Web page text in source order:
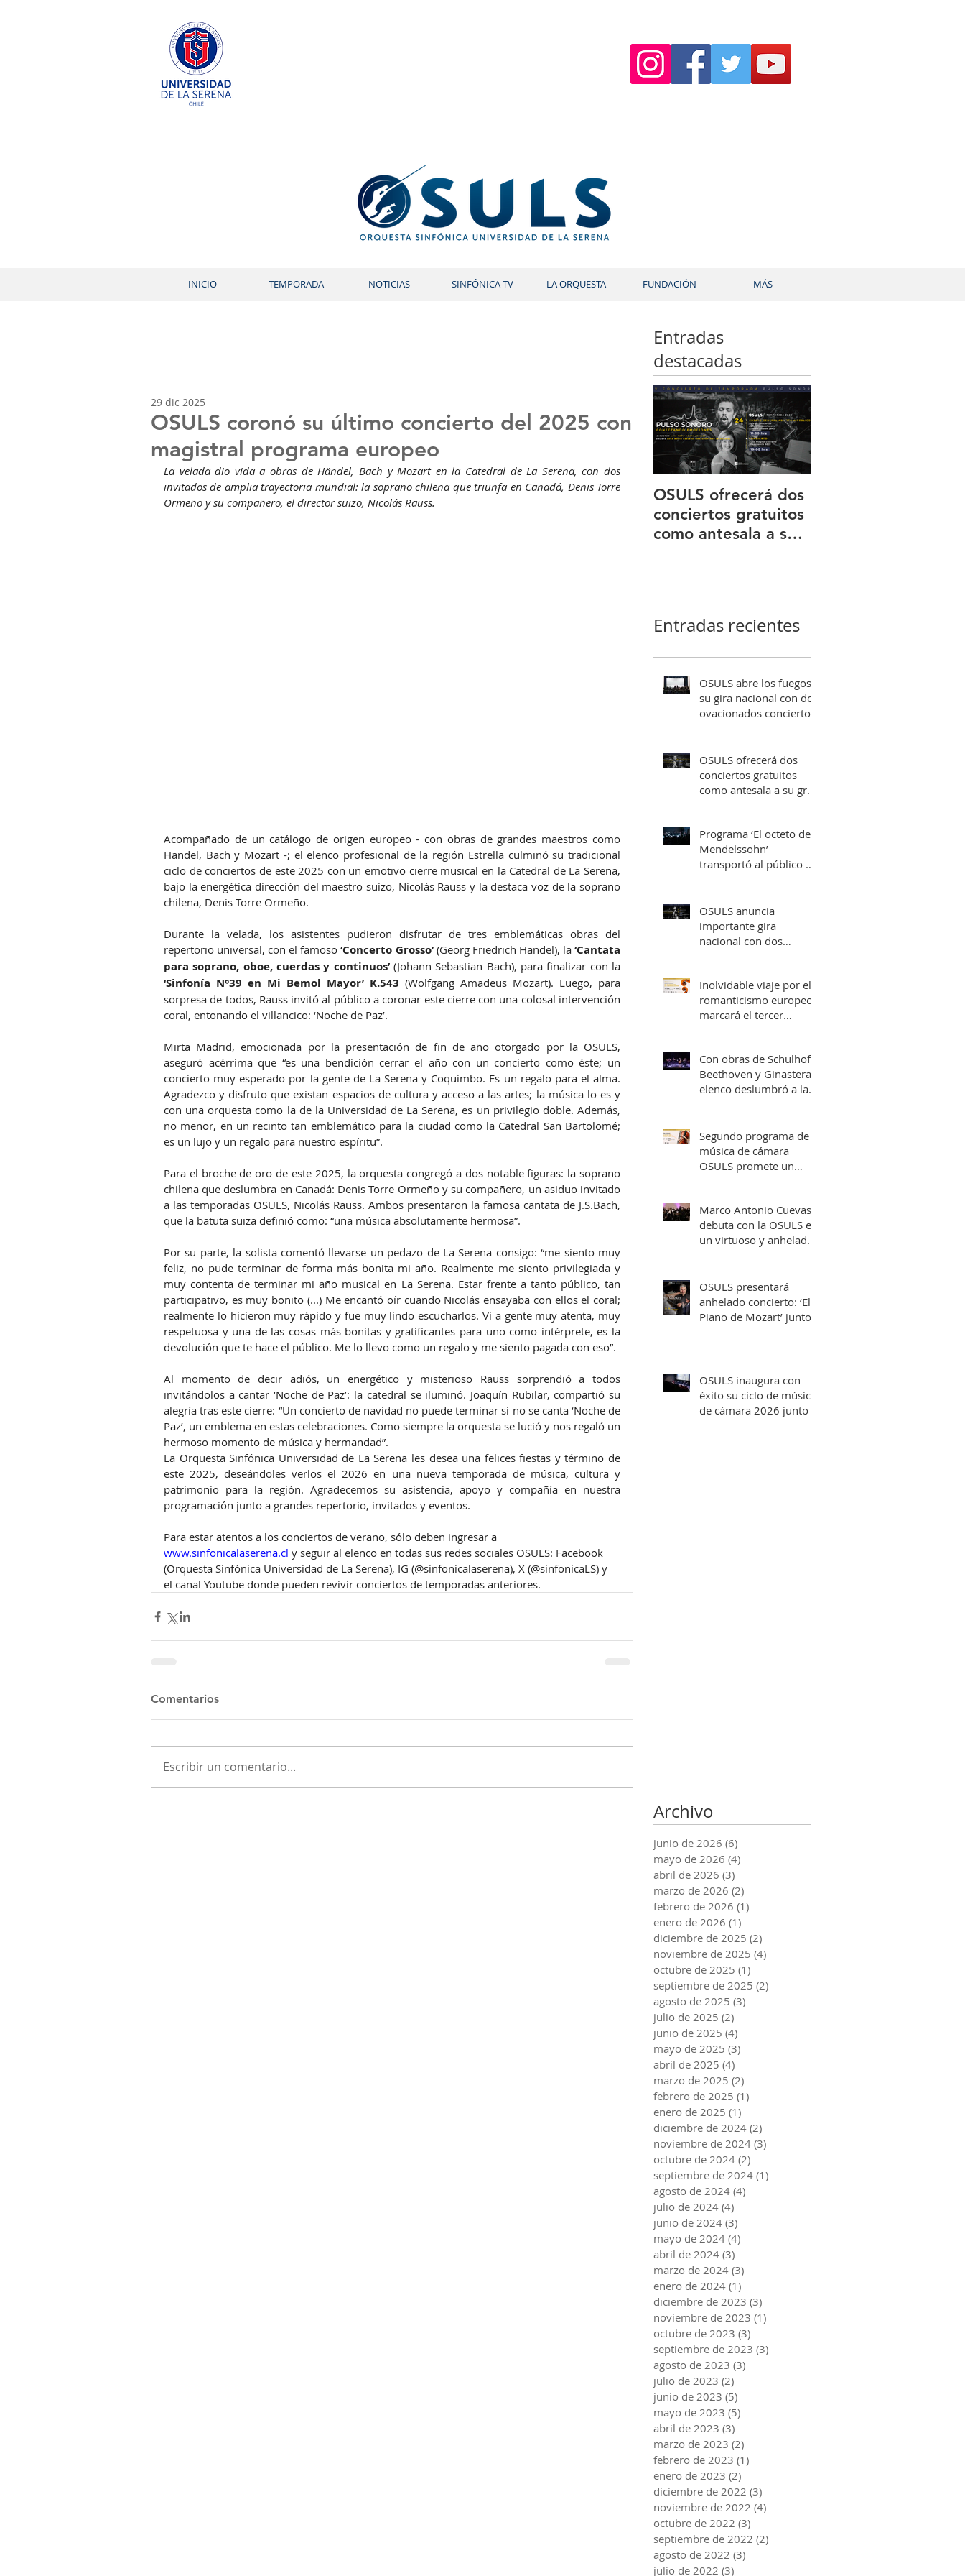
INICIO TEMPORADA NOTICIAS SINFÓNICA TV LA ORQUESTA FUNDACIÓN MÁS
Entradas
destacadas
OSULS coronó su último concierto del 2025 con
magistral programa europeo
29 dic 2025
La velada dio vida a obras de Händel, Bach y Mozart en la Catedral de La Serena, con dos
invitados de amplia trayectoria mundial: la soprano chilena que triunfa en Canadá, Denis Torre
Ormeño y su compañero, el director suizo, Nicolás Rauss.
Acompañado de un catálogo de origen europeo - con obras de grandes maestros como
Händel, Bach y Mozart -; el elenco profesional de la región Estrella culminó su tradicional
ciclo de conciertos de este 2025 con un emotivo cierre musical en la Catedral de La Serena,
bajo la energética dirección del maestro suizo, Nicolás Rauss y la destaca voz de la soprano
chilena, Denis Torre Ormeño.
Durante la velada, los asistentes pudieron disfrutar de tres emblemáticas obras del
repertorio universal, con el famoso ‘Concerto Grosso’ (Georg Friedrich Händel), la ‘Cantata
para soprano, oboe, cuerdas y continuos’
‘Sinfonía N°39 en Mi Bemol Mayor’ K.543 (Wolfgang Amadeus Mozart). Luego, para
sorpresa de todos, Rauss invitó al público a coronar este cierre con una colosal intervención
coral, entonando el villancico: ‘Noche de Paz’.
Mirta Madrid, emocionada por la presentación de fin de año otorgado por la OSULS,
aseguró acérrima que “es una bendición cerrar el año con un concierto como éste; un
concierto muy esperado por la gente de La Serena y Coquimbo. Es un regalo para el alma.
Agradezco y disfruto que existan espacios de cultura y acceso a las artes; la música lo es y
con una orquesta como la de la Universidad de La Serena, es un privilegio doble. Además,
no menor, en un recinto tan emblemático para la ciudad como la Catedral San Bartolomé;
es un lujo y un regalo para nuestro espíritu”.
Para el broche de oro de este 2025, la orquesta congregó a dos notable figuras: la soprano
chilena que deslumbra en Canadá: Denis Torre Ormeño y su compañero, un asiduo invitado
a las temporadas OSULS, Nicolás Rauss. Ambos presentaron la famosa cantata de J.S.Bach,
que la batuta suiza definió como: “una música absolutamente hermosa”.
Por su parte, la solista comentó llevarse un pedazo de La Serena consigo: “me siento muy
feliz, no pude terminar de forma más bonita mi año. Realmente me siento privilegiada y
muy contenta de terminar mi año musical en La Serena. Estar frente a tanto público, tan
participativo, es muy bonito (...) Me encantó oír cuando Nicolás ensayaba con ellos el coral;
realmente lo hicieron muy rápido y fue muy lindo escucharlos. Vi a gente muy atenta, muy
respetuosa y una de las cosas más bonitas y gratificantes para uno como intérprete, es la
devolución que te hace el público. Me lo llevo como un regalo y me siento pagada con eso”.
Al momento de decir adiós, un energético y misterioso Rauss sorprendió a todos
invitándolos a cantar ‘Noche de Paz’: la catedral se iluminó. Joaquín Rubilar, compartió su
alegría tras este cierre: “Un concierto de navidad no puede terminar si no se canta ‘Noche de
Paz’, un emblema en estas celebraciones. Como siempre la orquesta se lució y nos regaló un
hermoso momento de música y hermandad”.
La Orquesta Sinfónica Universidad de La Serena les desea una felices fiestas y término de
este 2025, deseándoles verlos el 2026 en una nueva temporada de música, cultura y
patrimonio para la región. Agradecemos su asistencia, apoyo y compañía en nuestra
programación junto a grandes repertorio, invitados y eventos.
Para estar atentos a los conciertos de verano, sólo deben ingresar a
www.sinfonicalaserena.cl y seguir al elenco en todas sus redes sociales OSULS: Facebook
(Orquesta Sinfónica Universidad de La Serena), IG (@sinfonicalaserena), X (@sinfonicaLS) y
el canal Youtube donde pueden revivir conciertos de temporadas anteriores.
Comentarios
Escribir un comentario...
OSULS ofrecerá dos
conciertos gratuitos
como antesala a su
Entradas recientes
OSULS abre los fuegos a
su gira nacional con dos
ovacionados conciertos
OSULS ofrecerá dos
conciertos gratuitos
como antesala a su gran
Programa ‘El octeto de
Mendelssohn’
transportó al público de
OSULS anuncia
importante gira
nacional con dos
Inolvidable viaje por el
romanticismo europeo
marcará el tercer
Con obras de Schulhoff,
Beethoven y Ginastera,
elenco deslumbró a la
‘Entrelazados: Diálogos
de arcos & vientos’
Segundo programa de
música de cámara
OSULS promete un
Marco Antonio Cuevas
debuta con la OSULS en
un virtuoso y anhelado
OSULS presentará
anhelado concierto: ‘El
Piano de Mozart’ junto
OSULS inaugura con
éxito su ciclo de música
de cámara 2026 junto a
Archivo
junio de 2026 (6)
mayo de 2026 (4)
abril de 2026 (3)
marzo de 2026 (2)
febrero de 2026 (1)
enero de 2026 (1)
diciembre de 2025 (2)
noviembre de 2025 (4)
octubre de 2025 (1)
septiembre de 2025 (2)
agosto de 2025 (3)
julio de 2025 (2)
junio de 2025 (4)
mayo de 2025 (3)
abril de 2025 (4)
marzo de 2025 (2)
febrero de 2025 (1)
enero de 2025 (1)
diciembre de 2024 (2)
noviembre de 2024 (3)
octubre de 2024 (2)
septiembre de 2024 (1)
agosto de 2024 (4)
julio de 2024 (4)
junio de 2024 (3)
mayo de 2024 (4)
abril de 2024 (3)
marzo de 2024 (3)
enero de 2024 (1)
diciembre de 2023 (3)
noviembre de 2023 (1)
octubre de 2023 (3)
septiembre de 2023 (3)
agosto de 2023 (3)
julio de 2023 (2)
junio de 2023 (5)
mayo de 2023 (5)
abril de 2023 (3)
marzo de 2023 (2)
febrero de 2023 (1)
enero de 2023 (2)
diciembre de 2022 (3)
noviembre de 2022 (4)
octubre de 2022 (3)
septiembre de 2022 (2)
agosto de 2022 (3)
julio de 2022 (3)